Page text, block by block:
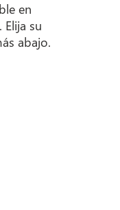
en
su
abajo.